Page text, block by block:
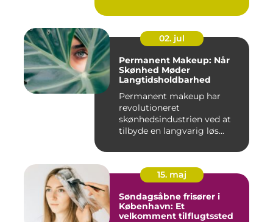
02. jul
Permanent Makeup: Når
Skønhed Møder
Langtidsholdbarhed
Permanent makeup har
revolutioneret
skønhedsindustrien ved at
tilbyde en langvarig løs...
15. maj
Søndagsåbne frisører i
København: Et
velkomment tilflugtssted